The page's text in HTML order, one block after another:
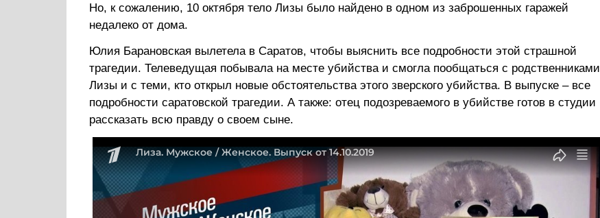
Но, к сожалению, 10 октября тело Лизы было найдено в одном из заброшенных гаражей
недалеко от дома.
Юлия Барановская вылетела в Саратов, чтобы выяснить все подробности этой страшной
трагедии. Телеведущая побывала на месте убийства и смогла пообщаться с родственниками
Лизы и с теми, кто открыл новые обстоятельства этого зверского убийства. В выпуске – все
подробности саратовской трагедии. А также: отец подозреваемого в убийстве готов в студии
рассказать всю правду о своем сыне.